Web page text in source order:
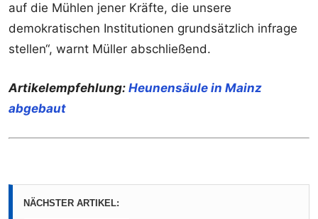
auf die Mühlen jener Kräfte, die unsere
demokratischen Institutionen grundsätzlich infrage
stellen“, warnt Müller abschließend.
Artikelempfehlung: Heunensäule in Mainz
abgebaut
NÄCHSTER ARTIKEL: